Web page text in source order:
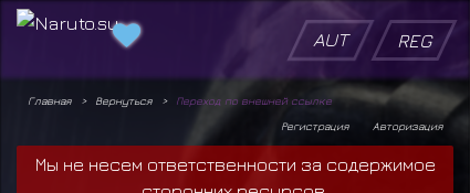
AUT REG
Главная Вернуться
Переход по внешней ссылке
Авторизация
Регистрация
Мы не несем ответственности за содержимое